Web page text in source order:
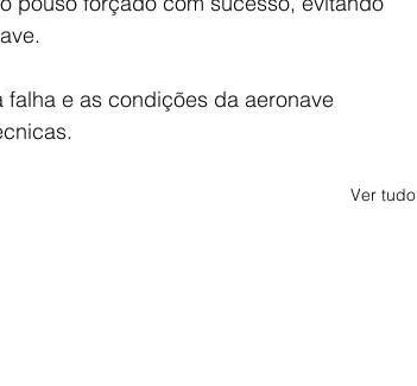
e as condições da aeronave
Ver tudo